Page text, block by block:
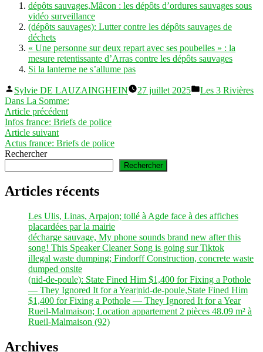
dépôts sauvages,Mâcon : les dépôts d’ordures sauvages sous
vidéo surveillance
(dépôts sauvages): Lutter contre les dépôts sauvages de
déchets
« Une personne sur deux repart avec ses poubelles » : la
mesure retentissante d’Arras contre les dépôts sauvages
Si la lanterne ne s’allume pas
Publié
par
Sylvie DE LAUZAINGHEIN 27 juillet 2025
Publié
Les 3 Rivières
Dans La Somme:
Navigation
de
l’article
Article précédentArticle
précédent :
Infos france: Briefs de police
Article suivantArticle
suivant :
Actus france: Briefs de police
Rechercher
Rechercher
Articles récents
Les Ulis, Linas, Arpajon; tollé à Agde face à des affiches
placardées par la mairie
décharge sauvage, My phone sounds brand new after this
song! This Speaker Cleaner Song is going sur Tiktok
illegal waste dumping; Findorff Construction, concrete waste
dumped onsite
(nid-de-poule): State Fined Him $1,400 for Fixing a Pothole
— They Ignored It for a Year|nid-de-poule,State Fined Him
$1,400 for Fixing a Pothole — They Ignored It for a Year
Rueil-Malmaison; Location appartement 2 pièces 48.09 m² à
Rueil-Malmaison (92)
Archives